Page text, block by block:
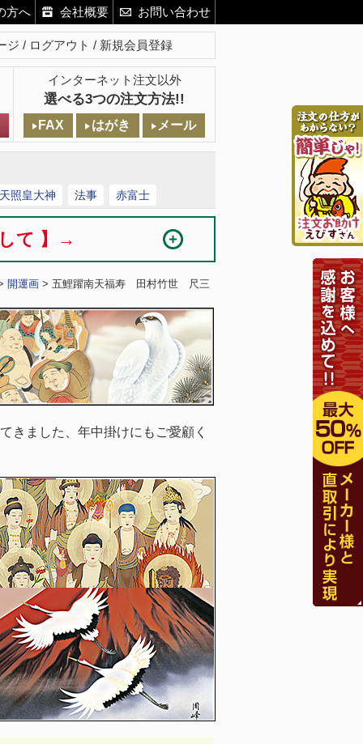
方へ 会社概要 お問い合わせ
ジ ログアウト 新規会員登録
インターネット注文以外
選べる3つの注文方法!!
FAX はがき メール
照皇大神 法事 赤富士
して 】→
開運画 > 五鯉躍南天福寿 田村竹世 尺三
きました、年中掛けにもご愛顧く